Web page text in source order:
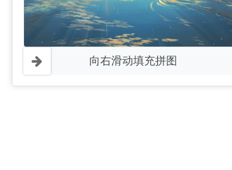
向右滑动填充拼图